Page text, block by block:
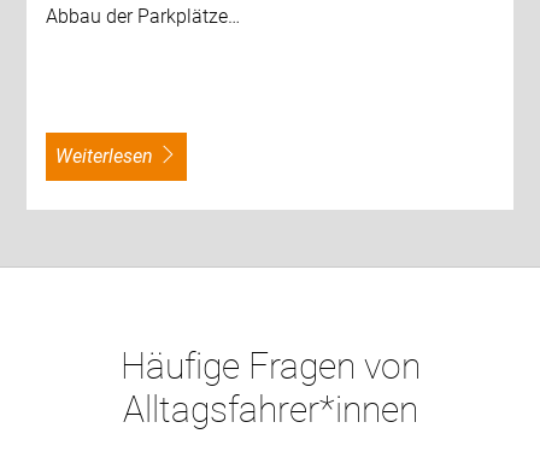
Abbau der Parkplätze…
weiterlesen
Häufige Fragen von
Alltagsfahrer*innen